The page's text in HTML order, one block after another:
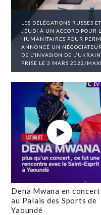
LES DÉLÉGATIONS RUSSES
JEUDI À UN ACCORD POUR
HUMANITAIRES POUR
ANNONCÉ UN
DE L'INVASION DE
PRISE LE 3 MARS 2022/
Dena Mwana en concert
au Palais des Sports de
Yaoundé